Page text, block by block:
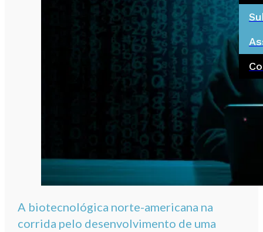
A biotecnológica norte-americana na
corrida pelo desenvolvimento de uma